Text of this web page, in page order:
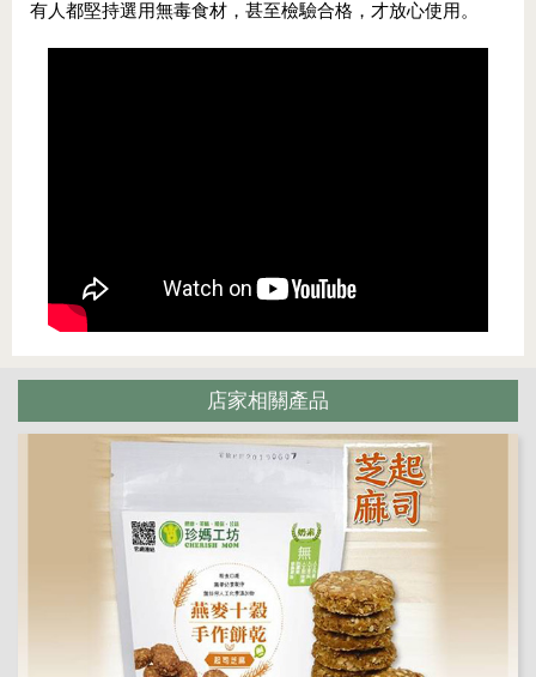
有人都堅持選用無毒食材，甚至檢驗合格，才放心使用。
店家相關產品